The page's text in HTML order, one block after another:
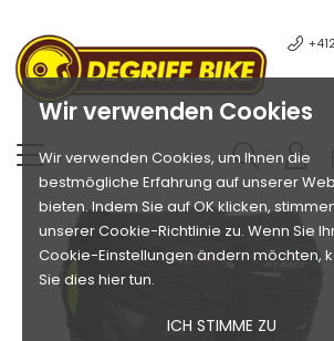
Wir verwenden Cookies
Wir verwenden Cookies, um Ihnen die
bestmögliche Erfahrung auf unserer
bieten. Indem Sie auf OK klicken,
unserer Cookie-Richtlinie zu. Wenn Sie
Cookie-Einstellungen ändern möchten,
Sie dies hier tun.
ICH STIMME ZU